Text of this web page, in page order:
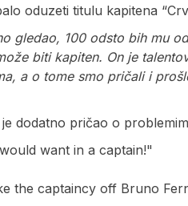
oduzeti titulu kapitena
gledao, 100 odsto bih mu
biti kapiten. On je
a o tome smo pričali i
dodatno pričao o
want in a captain!"
the captaincy off Bruno